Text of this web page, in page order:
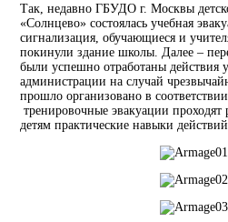
Так, недавно ГБУДО г. Москвы
«Солнцево» состоялась учебная
сигнализация, обучающиеся и
покинули здание школы. Далее –
были успешно отработаны действия
администрации на случай
прошло организовано в
тренировочные эвакуации
детям практические навыки